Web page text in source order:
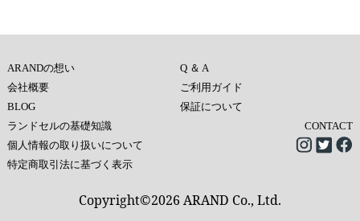
ARANDの想い
会社概要
BLOG
Q ＆ A
ご利用ガイド
保証について
ランドセルの基礎知識
個人情報の取り扱いについて
特定商取引法に基づく表示
CONTACT
Copyright©2026 ARAND Co., Ltd.